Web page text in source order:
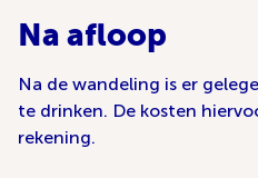
Na afloop
Na de wandeling is er
te drinken. De kosten
rekening.